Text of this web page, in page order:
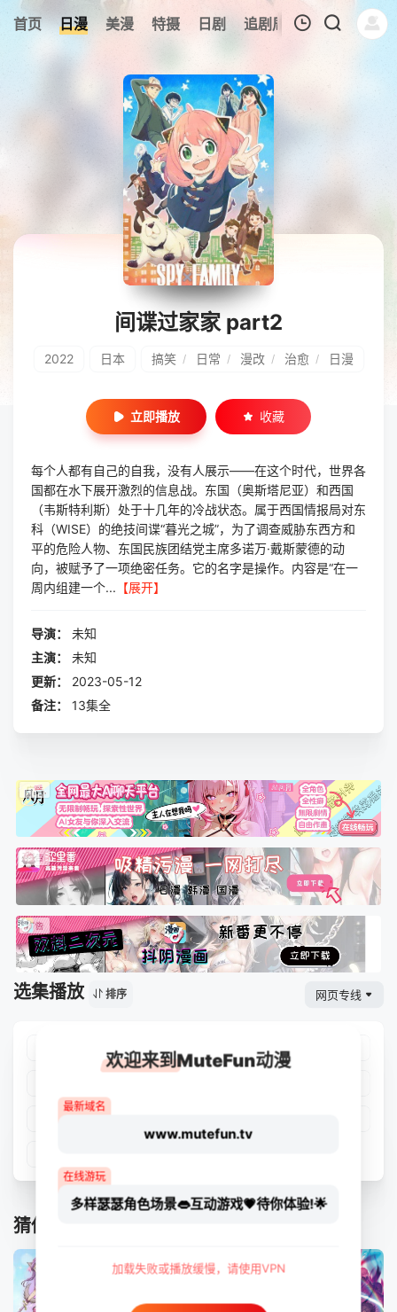
首页 日漫 美漫 特摄 日剧 追剧周表 今日更新
暂无观看影片的记录
间谍过家家 part2
2022 日本 搞笑 / 日常 / 漫改 / 治愈 / 日漫
立即播放 收藏
每个人都有自己的自我，没有人展示——在这个时代，世界各
国都在水下展开激烈的信息战。东国（奥斯塔尼亚）和西国
（韦斯特利斯）处于十几年的冷战状态。属于西国情报局对东
科（WISE）的绝技间谍“暮光之城”，为了调查威胁东西方和
平的危险人物、东国民族团结党主席多诺万·戴斯蒙德的动
向，被赋予了一项绝密任务。它的名字是操作。内容是“在一
周内组建一个... 【展开】
导演：
未知
主演：
未知
更新：
2023-05-12
备注：
13集全
选集播放 排序 网页专线
第14集
第21集
猜你喜欢
欢迎来到MuteFun动漫
最新域名
www.mutefun.tv
在线游玩
多样瑟瑟角色场景👄互动游戏💗待你体验!🌟
加载失败或播放缓慢，请使用VPN